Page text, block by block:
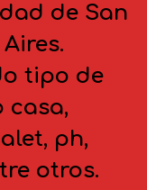
de San
tipo de
casa,
ph,
otros.